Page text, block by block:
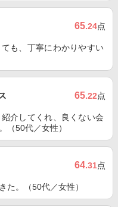
65.24点
も、丁寧にわかりやすい
65.22点
介してくれ、良くない会
（50代／女性）
64.31点
た。（50代／女性）